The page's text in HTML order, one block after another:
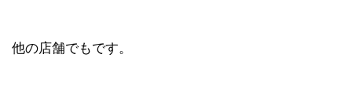
他の店舗でもです。